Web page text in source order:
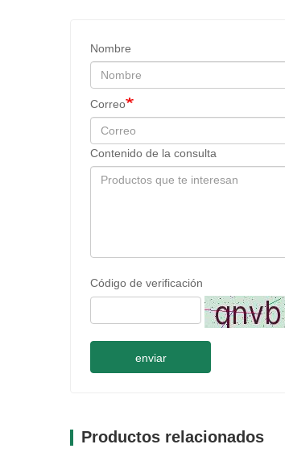
Nombre
Correo
Contenido de la consulta
Código de verificación
enviar
Productos relacionados